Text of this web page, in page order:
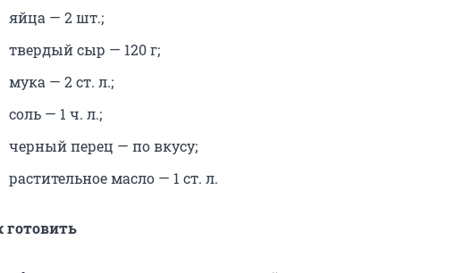
яйца — 2 шт.;
твердый сыр — 120 г;
мука — 2 ст. л.;
соль — 1 ч. л.;
черный перец — по вкусу;
растительное масло — 1 ст. л.
готовить